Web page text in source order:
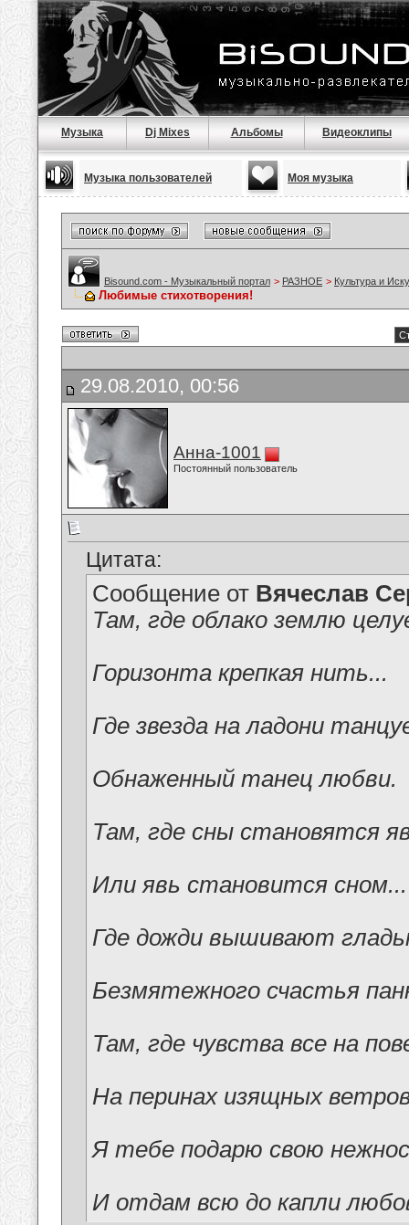
Музыка Dj Mixes Альбомы Видеоклипы
Музыка пользователей Моя музыка
Bisound.com - Музыкальный портал > РАЗНОЕ > Культура и
Любимые стихотворения!
29.08.2010, 00:56
Анна-1001
Постоянный пользователь
Цитата:
Сообщение от Вячеслав
Там, где облако землю
Горизонта крепкая нить...
Где звезда на ладони
Обнаженный танец любви.
Там, где сны становятся
Или явь становится сном...
Где дожди вышивают
Безмятежного счастья
Там, где чувства все на
На перинах изящных
Я тебе подарю свою
И отдам всю до капли